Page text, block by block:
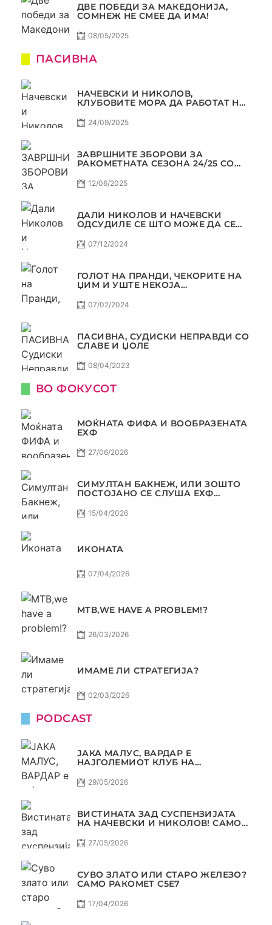
ДВЕ ПОБЕДИ ЗА МАКЕДОНИЈА,
СОМНЕЖ НЕ СМЕЕ ДА ИМА!
08/05/2025
ПАСИВНА
НАЧЕВСКИ И НИКОЛОВ,
КЛУБОВИТЕ МОРА ДА РАБОТАТ НА
С5Е2 ПАСИВНА
24/09/2025
ЗАВРШНИТЕ ЗБОРОВИ ЗА
РАКОМЕТНАТА СЕЗОНА 24/25 СО
С4Е11
12/06/2025
ДАЛИ НИКОЛОВ И НАЧЕВСКИ
ОДСУДИЛЕ СЕ ШТО МОЖЕ ДА СЕ
07/12/2024
ГОЛОТ НА ПРАНДИ, ЧЕКОРИТЕ НА
ЏИМ И УШТЕ НЕКОЈА
САМО РАКОМЕТ
07/02/2024
ПАСИВНА, СУДИСКИ НЕПРАВДИ СО
СЛАВЕ И ЏОЛЕ
08/04/2023
ВО ФОКУСОТ
МОЌНАТА ФИФА И ВООБРАЗЕНАТА
ЕХФ
27/06/2026
СИМУЛТАН БАКНЕЖ, ИЛИ ЗОШТО
ПОСТОЈАНО СЕ СЛУША ЕХФ
15/04/2026
ИКОНАТА
07/04/2026
МТВ,WE HAVE A PROBLEM!?
26/03/2026
ИМАМЕ ЛИ СТРАТЕГИЈА?
02/03/2026
PODCAST
ЈАКА МАЛУС, ВАРДАР Е
НАЈГОЛЕМИОТ КЛУБ НА
29/05/2026
ВИСТИНАТА ЗАД СУСПЕНЗИЈАТА
НА НАЧЕВСКИ И НИКОЛОВ! САМО
27/05/2026
СУВО ЗЛАТО ИЛИ СТАРО ЖЕЛЕЗО?
САМО РАКОМЕТ С5Е7
17/04/2026